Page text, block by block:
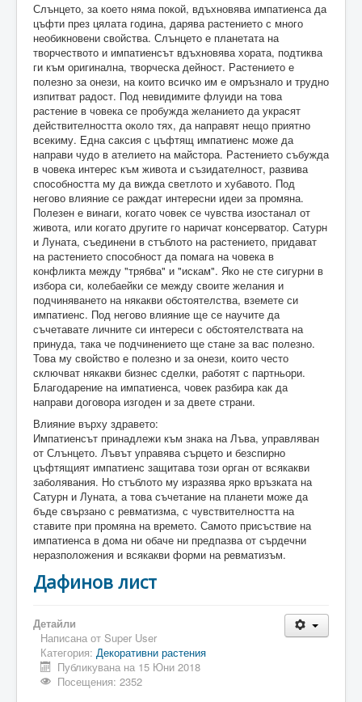
Слънцето, за което няма покой, вдъхновява импатиенса да
цъфти през цялата година, дарява растението с много
необикновени свойства. Слънцето е планетата на
творчеството и импатиенсът вдъхновява хората, подтиква
ги към оригинална, творческа дейност. Растението е
полезно за онези, на които всичко им е омръзнало и трудно
изпитват радост. Под невидимите флуиди на това
растение в човека се пробужда желанието да украсят
действителността около тях, да направят нещо приятно
всекиму. Една саксия с цъфтящ импатиенс може да
направи чудо в ателието на майстора. Растението събужда
в човека интерес към живота и съзидателност, развива
способността му да вижда светлото и хубавото. Под
негово влияние се раждат интересни идеи за промяна.
Полезен е винаги, когато човек се чувства изостанал от
живота, или когато другите го наричат консерватор. Сатурн
и Луната, съединени в стъблото на растението, придават
на растението способност да помага на човека в
конфликта между "трябва" и "искам". Яко не сте сигурни в
избора си, колебаейки се между своите желания и
подчиняването на някакви обстоятелства, вземете си
импатиенс. Под негово влияние ще се научите да
съчетавате личните си интереси с обстоятелствата на
принуда, така че подчинението ще стане за вас полезно.
Това му свойство е полезно и за онези, които често
сключват някакви бизнес сделки, работят с партньори.
Благодарение на импатиенса, човек разбира как да
направи договора изгоден и за двете страни.
Влияние върху здравето:
Импатиенсът принадлежи към знака на Лъва, управляван
от Слънцето. Лъвът управява сърцето и безспирно
цъфтящият импатиенс защитава този орган от всякакви
заболявания. Но стъблото му изразява ярко връзката на
Сатурн и Луната, а това съчетание на планети може да
бъде свързано с ревматизма, с чувствителността на
ставите при промяна на времето. Самото присъствие на
импатиенса в дома ни обаче ни предпазва от сърдечни
неразположения и всякакви форми на ревматизъм.
Дафинов лист
Детайли
Написана от Super User
Категория: Декоративни растения
Публикувана на 15 Юни 2018
Посещения: 2352